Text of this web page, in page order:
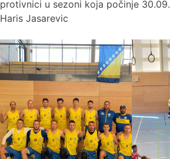
protivnici u sezoni koja počinje
Haris Jasarevic